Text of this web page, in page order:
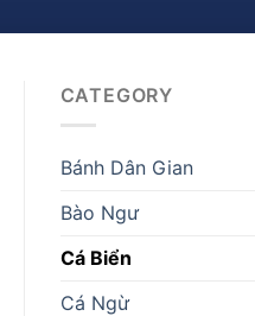
CATEGORY
Bánh Dân Gian
Bào Ngư
Cá Biển
Cá Ngừ